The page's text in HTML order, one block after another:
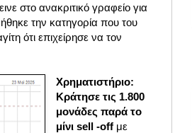
στο ανακριτικό γραφείο για
την κατηγορία που του
ότι επιχείρησε να τον
Χρηματιστήριο:
Κράτησε τις 1.800
μονάδες παρά το
μίνι sell -off με